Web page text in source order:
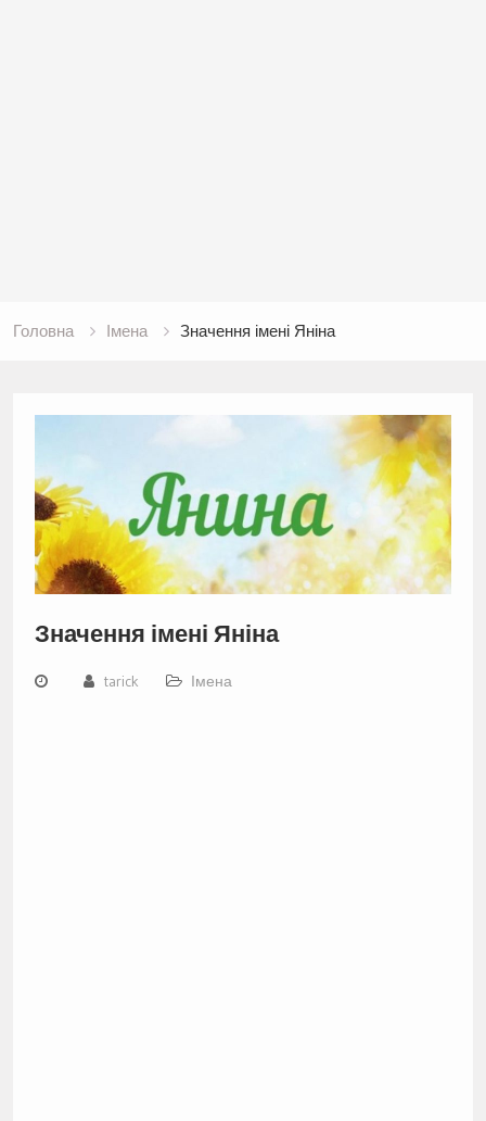
Головна Імена Значення імені Яніна
Значення імені Яніна
tarick Імена